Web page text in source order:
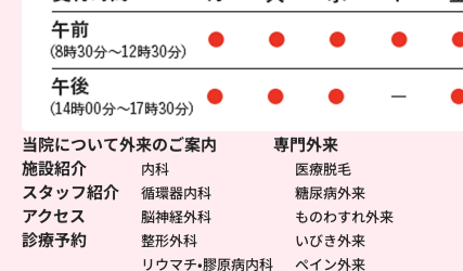
当院について
施設紹介
スタッフ紹介
アクセス
診療予約
外来のご案内
内科
循環器内科
脳神経外科
整形外科
リウマチ•膠原病内科
専門外来
医療脱毛
糖尿病外来
ものわすれ外来
いびき外来
ペイン外来